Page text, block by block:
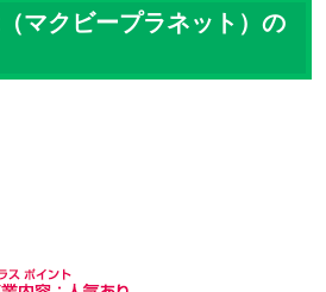
マクビープラネット）の